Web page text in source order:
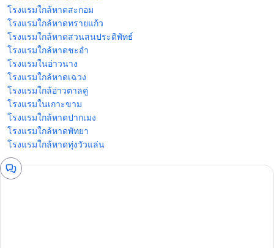
โรงแรมใกล้หาดสะกอม
โรงแรมใกล้หาดทรายแก้ว
โรงแรมใกล้หาดสวนสนประดิพัทธ์
โรงแรมใกล้หาดชะอํา
โรงแรมในอ่าวนาง
โรงแรมใกล้หาดเฉวง
โรงแรมใกล้อ่าวตาลคู่
โรงแรมในเกาะขาม
โรงแรมใกล้หาดปากเมง
โรงแรมใกล้หาดพัทยา
โรงแรมใกล้หาดทุ่งวัวแล่น
หน้า
ต่าง